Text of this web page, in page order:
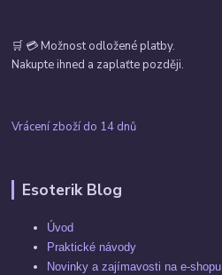
🛒 💳 Možnost odložené platby.
Nakupte ihned a zaplaťte později.
Vrácení zboží do 14 dnů
Esoterik Blog
Úvod
Praktické návody
Novinky a zajímavosti na e-shopu